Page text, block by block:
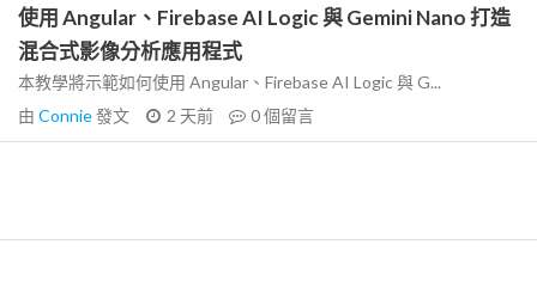
使用 Angular、Firebase AI Logic 與 Gemini Nano 打造
混合式影像分析應用程式
本教學將示範如何使用 Angular、Firebase AI Logic 與 G...
由 Connie發文 2 天前 0個留言